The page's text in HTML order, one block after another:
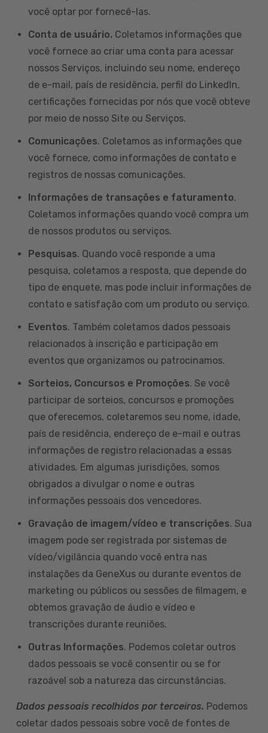
você optar por fornecê-las.
Conta de usuário. Coletamos informações que
você fornece ao criar uma conta para acessar
nossos Serviços, incluindo seu nome, endereço
de e-mail, país de residência, perfil do LinkedIn,
certificações fornecidas por nós que você obteve
por meio de nosso Site ou Serviços.
Comunicações. Coletamos as informações que
você fornece, como informações de contato e
registros de nossas comunicações.
Informações de transações e faturamento.
Coletamos informações quando você compra um
de nossos produtos ou serviços.
Pesquisas. Quando você responde a uma
pesquisa, coletamos a resposta, que depende do
tipo de enquete, mas pode incluir informações de
contato e satisfação com um produto ou serviço.
Eventos. Também coletamos dados pessoais
relacionados à inscrição e participação em
eventos que organizamos ou patrocinamos.
Sorteios, Concursos e Promoções. Se você
participar de sorteios, concursos e promoções
que oferecemos, coletaremos seu nome, idade,
país de residência, endereço de e-mail e outras
informações de registro relacionadas a essas
atividades. Em algumas jurisdições, somos
obrigados a divulgar o nome e outras
informações pessoais dos vencedores.
Gravação de imagem/vídeo e transcrições. Sua
imagem pode ser registrada por sistemas de
vídeo/vigilância quando você entra nas
instalações da GeneXus ou durante eventos de
marketing ou públicos ou sessões de filmagem, e
obtemos gravação de áudio e vídeo e
transcrições durante reuniões.
Outras Informações. Podemos coletar outros
dados pessoais se você consentir ou se for
razoável sob a natureza das circunstâncias.
Dados pessoais recolhidos por terceiros. Podemos
coletar dados pessoais sobre você de fontes de